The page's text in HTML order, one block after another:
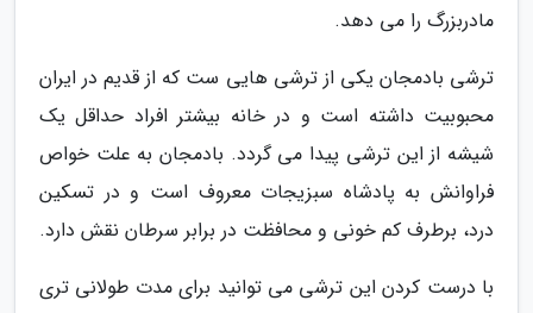
مادربزرگ را می دهد.
ترشی بادمجان یکی از ترشی هایی ست که از قدیم در ایران
محبوبیت داشته است و در خانه بیشتر افراد حداقل یک
شیشه از این ترشی پیدا می گردد. بادمجان به علت خواص
فراوانش به پادشاه سبزیجات معروف است و در تسکین
درد، برطرف کم خونی و محافظت در برابر سرطان نقش دارد.
با درست کردن این ترشی می توانید برای مدت طولانی تری